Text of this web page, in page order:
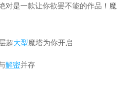
对是一款让你欲罢不能的作品！魔
超大型魔塔为你开启
解密并存